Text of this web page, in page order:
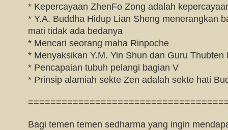
* Kepercayaan ZhenFo Zong adalah
* Y.A. Buddha Hidup Lian Sheng menerangkan
mati tidak ada bedanya
* Mencari seorang maha Rinpoche
* Menyaksikan Y.M. Yin Shun dan Guru Thubten
* Pencapaian tubuh pelangi bagian V
* Prinsip alamiah sekte Zen adalah sekte hati
Bagi temen temen sedharma yang ingin